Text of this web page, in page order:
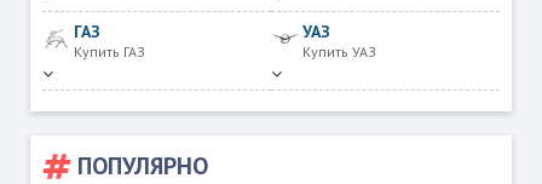
ГАЗ
Купить ГАЗ
УАЗ
Купить УАЗ
ПОПУЛЯРНО